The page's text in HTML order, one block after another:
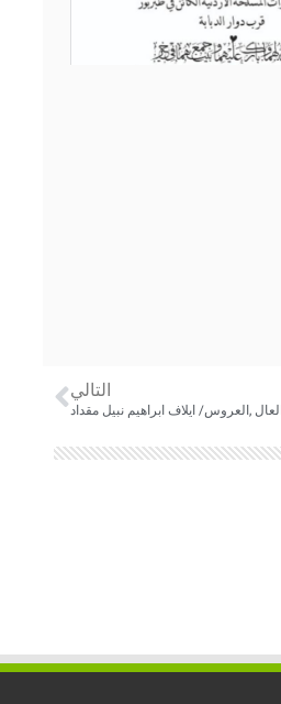
التالي
,العروس/ ايلاف ابراهيم نبيل مقداد